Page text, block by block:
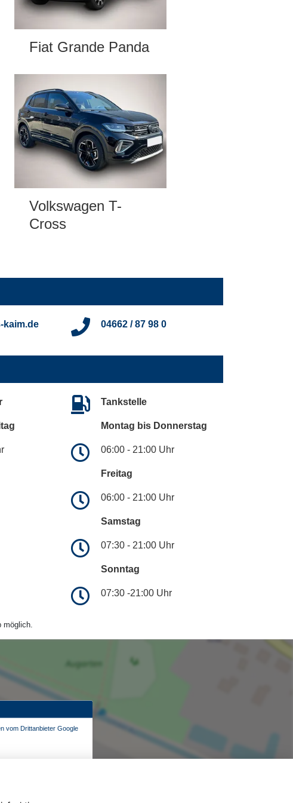
Fiat Grande Panda
Volkswagen T-
Cross
kaim.de 04662 / 87 98 0
Tankstelle
Montag bis Donnerstag
06:00 - 21:00 Uhr
Freitag
06:00 - 21:00 Uhr
Samstag
07:30 - 21:00 Uhr
Sonntag
07:30 -21:00 Uhr
möglich.
vom Drittanbieter Google